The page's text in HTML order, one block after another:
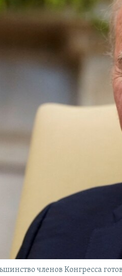
членов Конгресса